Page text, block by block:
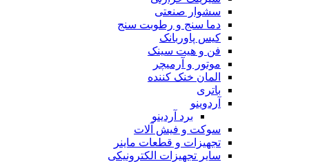
سشوار صنعتی
دما سنج و رطوبت سنج
کیس پاوربانک
فن و هیت سینک
موتور و آرمیچر
المان خنک کننده
باتری
آردوینو
برد آردینو
سوکت و فیش آلات
تجهیزات و قطعات ماینر
سایر تجهیزات الکترونیکی